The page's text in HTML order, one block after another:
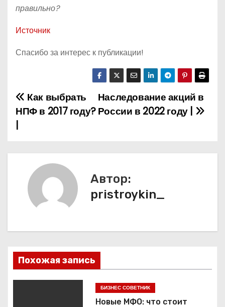
правильно?
Источник
Спасибо за интерес к публикации!
Н
а
ц
и
я
Наследование акций в
России в 2022 году |
Как выбрать
НПФ в 2017 году?
Автор:
pristroykin_
Похожая запись
БИЗНЕС СОВЕТНИК
Новые МФО: что стоит